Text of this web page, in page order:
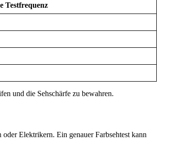
Testfrequenz
und die Sehschärfe zu bewahren.
Elektrikern. Ein genauer Farbsehtest kann